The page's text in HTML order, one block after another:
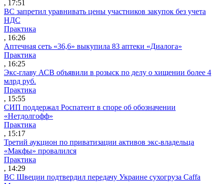
, 17:51
ВС запретил уравнивать цены участников закупок без учета
НДС
Практика
, 16:26
Аптечная сеть «36,6» выкупила 83 аптеки «Диалога»
Практика
, 16:25
Экс-главу АСВ объявили в розыск по делу о хищении более 4
млрд руб.
Практика
, 15:55
СИП поддержал Роспатент в споре об обозначении
«Нетдолгофф»
Практика
, 15:17
Третий аукцион по приватизации активов экс-владельца
«Макфы» провалился
Практика
, 14:29
ВС Швеции подтвердил передачу Украине сухогруза Caffa